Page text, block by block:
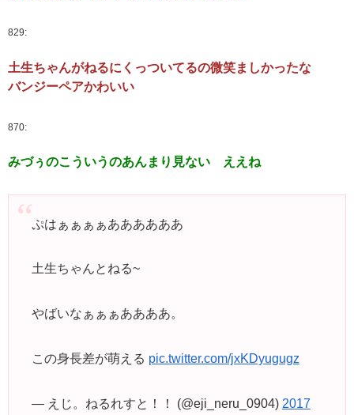
829:
土生ちゃんがねるにくっついてるの微笑ましかったな
バンジーペアかわいい
870:
みづぅのこういうのあんまり見ない ええね
ぷはぁぁぁぁああああああ
土生ちゃんとねる~
やばいなぁぁぁああああ。
この身長差が萌える pic.twitter.com/jxKDyugugz
— えじ。ねるれすと！！ (@eji_neru_0904) 2017